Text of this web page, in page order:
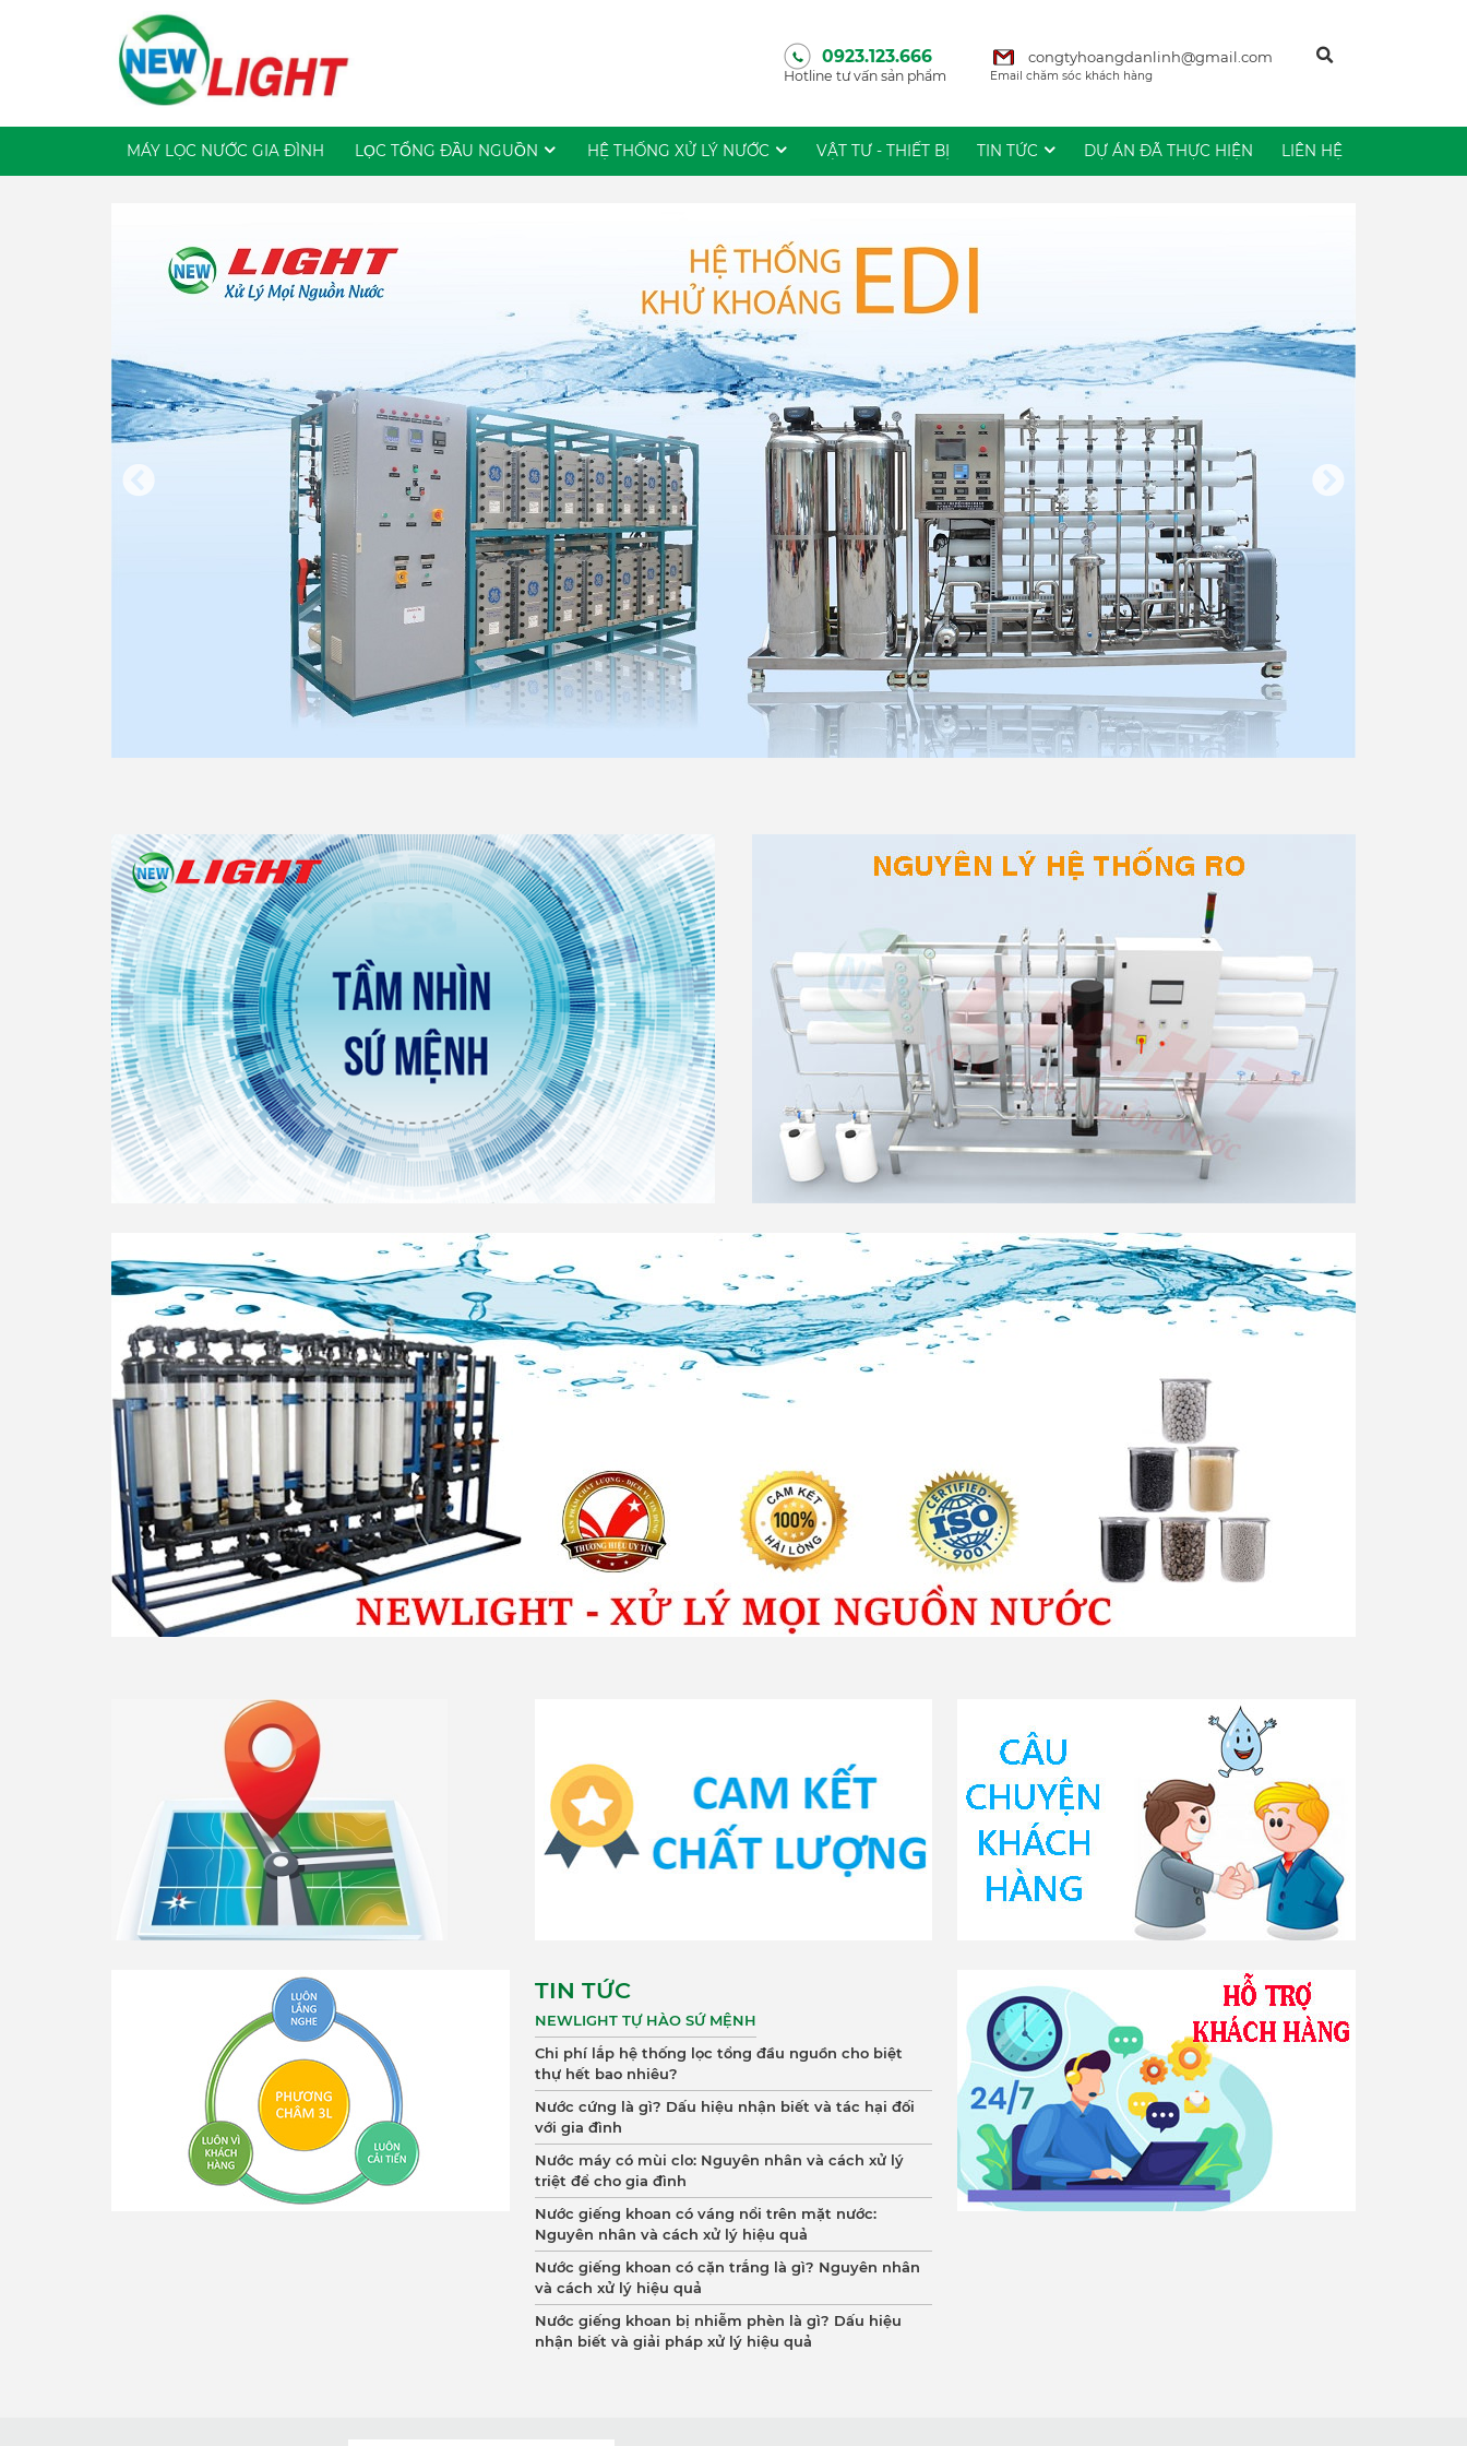
0923.123.666
Hotline tư vấn sản phẩm
congtyhoangdanlinh@gmail.com
Email chăm sóc khách hàng
MÁY LỌC NƯỚC GIA ĐÌNH LỌC TỔNG ĐẦU NGUỒN HỆ THỐNG XỬ LÝ NƯỚC VẬT TƯ - THIẾT BỊ TIN TỨC DỰ ÁN ĐÃ THỰC HIỆN LIÊN HỆ
TIN TỨC
NEWLIGHT TỰ HÀO SỨ MỆNH
Chi phí lắp hệ thống lọc tổng đầu nguồn cho biệt
thự hết bao nhiêu?
Nước cứng là gì? Dấu hiệu nhận biết và tác hại đối
với gia đình
Nước máy có mùi clo: Nguyên nhân và cách xử lý
triệt để cho gia đình
Nước giếng khoan có váng nổi trên mặt nước:
Nguyên nhân và cách xử lý hiệu quả
Nước giếng khoan có cặn trắng là gì? Nguyên nhân
và cách xử lý hiệu quả
Nước giếng khoan bị nhiễm phèn là gì? Dấu hiệu
nhận biết và giải pháp xử lý hiệu quả